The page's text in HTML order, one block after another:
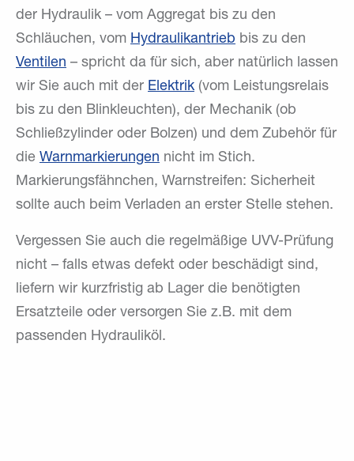
der Hydraulik – vom Aggregat bis zu den
Schläuchen, vom Hydraulikantrieb bis zu den
Ventilen – spricht da für sich, aber natürlich lassen
wir Sie auch mit der Elektrik (vom Leistungsrelais
bis zu den Blinkleuchten), der Mechanik (ob
Schließzylinder oder Bolzen) und dem Zubehör für
die Warnmarkierungen nicht im Stich.
Markierungsfähnchen, Warnstreifen: Sicherheit
sollte auch beim Verladen an erster Stelle stehen.
Vergessen Sie auch die regelmäßige UVV-Prüfung
nicht – falls etwas defekt oder beschädigt sind,
liefern wir kurzfristig ab Lager die benötigten
Ersatzteile oder versorgen Sie z.B. mit dem
passenden Hydrauliköl.